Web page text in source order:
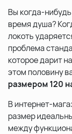
Вы когда-
время душа?
локоть
проблема
которое дарит
этом половину
размером 120
В интернет-
размер
между